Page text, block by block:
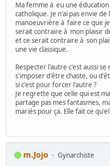
Ma femme à eu une
catholique. Je n'ai pas envie
manoeuvrière à faire ce que
serait contraire à mon plaisir
et ce serait contraire à son
une vie classique.
Respecter l'autre c'est aussi
s'imposer d'être chaste, ou
si c'est pour forcer l'autre ?
Je regrette que celle qui est
partage pas mes fantasmes,
mariés pour ça. Elle fait ce
m.Jojo
Gynarchiste